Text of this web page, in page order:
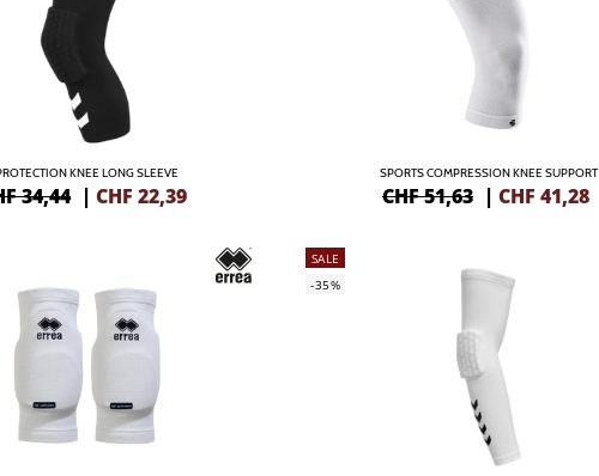
KNEE LONG SLEEVE
34,44 | CHF 22,39
SPORTS COMPRESSION KNEE SUPPORT
CHF 51,63 | CHF 41,28
SALE
-35%